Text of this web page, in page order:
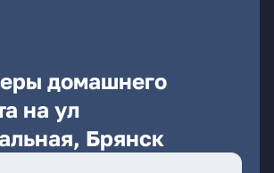
домашнего
на ул
Брянск